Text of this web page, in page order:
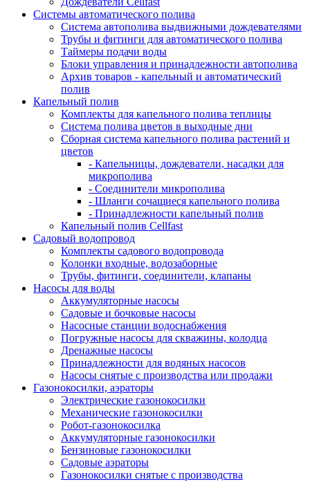
Системы автоматического полива
Система автополива выдвижными дождевателями
Трубы и фитинги для автоматического полива
Таймеры подачи воды
Блоки управления и принадлежности автополива
Архив товаров - капельный и автоматический
полив
Капельный полив
Комплекты для капельного полива теплицы
Система полива цветов в выходные дни
Сборная система капельного полива растений и
цветов
- Капельницы, дождеватели, насадки для
микрополива
- Соединители микрополива
- Шланги сочащиеся капельного полива
- Принадлежности капельный полив
Капельный полив Cellfast
Садовый водопровод
Комплекты садового водопровода
Колонки входные, водозаборные
Трубы, фитинги, соединители, клапаны
Насосы для воды
Аккумуляторные насосы
Садовые и бочковые насосы
Насосные станции водоснабжения
Погружные насосы для скважины, колодца
Дренажные насосы
Принадлежности для водяных насосов
Насосы снятые с производства или продажи
Газонокосилки, аэраторы
Электрические газонокосилки
Механические газонокосилки
Робот-газонокосилка
Аккумуляторные газонокосилки
Бензиновые газонокосилки
Садовые аэраторы
Газонокосилки снятые с производства